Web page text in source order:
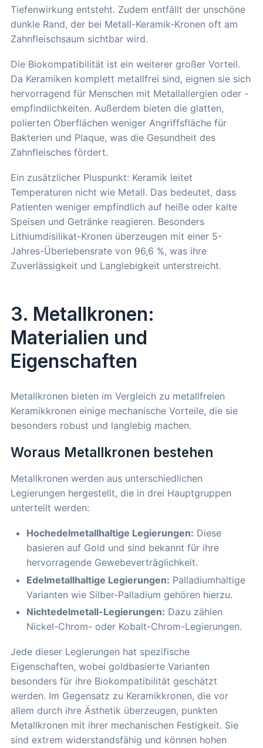
Tiefenwirkung entsteht. Zudem entfällt der unschöne
dunkle Rand, der bei Metall-Keramik-Kronen oft am
Zahnfleischsaum sichtbar wird.
Die Biokompatibilität ist ein weiterer großer Vorteil.
Da Keramiken komplett metallfrei sind, eignen sie sich
hervorragend für Menschen mit Metallallergien oder -
empfindlichkeiten. Außerdem bieten die glatten,
polierten Oberflächen weniger Angriffsfläche für
Bakterien und Plaque, was die Gesundheit des
Zahnfleisches fördert.
Ein zusätzlicher Pluspunkt: Keramik leitet
Temperaturen nicht wie Metall. Das bedeutet, dass
Patienten weniger empfindlich auf heiße oder kalte
Speisen und Getränke reagieren. Besonders
Lithiumdisilikat-Kronen überzeugen mit einer 5-
Jahres-Überlebensrate von 96,6 %, was ihre
Zuverlässigkeit und Langlebigkeit unterstreicht.
3. Metallkronen:
Materialien und
Eigenschaften
Metallkronen bieten im Vergleich zu metallfreien
Keramikkronen einige mechanische Vorteile, die sie
besonders robust und langlebig machen.
Woraus Metallkronen bestehen
Metallkronen werden aus unterschiedlichen
Legierungen hergestellt, die in drei Hauptgruppen
unterteilt werden:
Hochedelmetallhaltige Legierungen: Diese
basieren auf Gold und sind bekannt für ihre
hervorragende Gewebeverträglichkeit.
Edelmetallhaltige Legierungen: Palladiumhaltige
Varianten wie Silber-Palladium gehören hierzu.
Nichtedelmetall-Legierungen: Dazu zählen
Nickel-Chrom- oder Kobalt-Chrom-Legierungen.
Jede dieser Legierungen hat spezifische
Eigenschaften, wobei goldbasierte Varianten
besonders für ihre Biokompatibilität geschätzt
werden. Im Gegensatz zu Keramikkronen, die vor
allem durch ihre Ästhetik überzeugen, punkten
Metallkronen mit ihrer mechanischen Festigkeit. Sie
sind extrem widerstandsfähig und können hohen